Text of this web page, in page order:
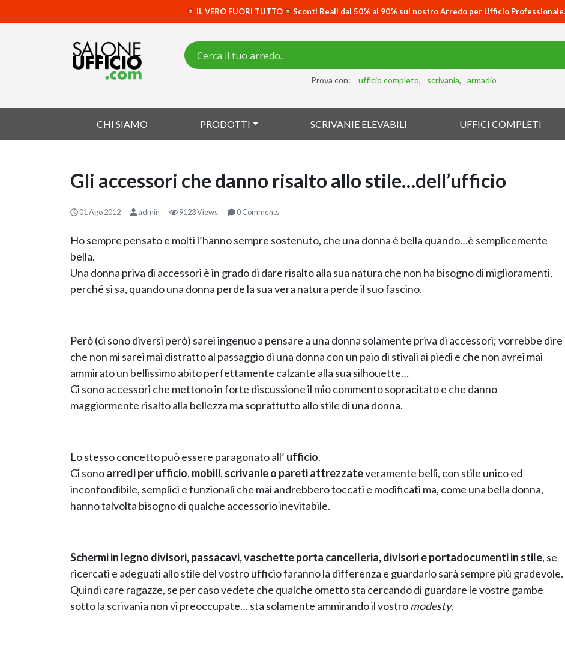
IL VERO FUORI TUTTO Sconti Reali dal 50% al 90% sul nostro Arredo per Ufficio
Prova con: ufficio completo scrivania armadio
CHI SIAMO PRODOTTI SCRIVANIE ELEVABILI UFFICI COMPLETI
Gli accessori che danno risalto allo stile…dell’ufficio
01 Ago 2012 admin 9123 Views 0 Comments
Ho sempre pensato e molti l’hanno sempre sostenuto, che una donna è bella quando…è semplicemente
bella.
Una donna priva di accessori è in grado di dare risalto alla sua natura che non ha bisogno di miglioramenti,
perché si sa, quando una donna perde la sua vera natura perde il suo fascino.
Però (ci sono diversi però) sarei ingenuo a pensare a una donna solamente priva di accessori; vorrebbe dire
che non mi sarei mai distratto al passaggio di una donna con un paio di stivali ai piedi e che non avrei mai
ammirato un bellissimo abito perfettamente calzante alla sua silhouette…
Ci sono accessori che mettono in forte discussione il mio commento sopracitato e che danno
maggiormente risalto alla bellezza ma soprattutto allo stile di una donna.
Lo stesso concetto può essere paragonato all’ ufficio.
Ci sonoarredi per ufficio, mobili, scrivanie o pareti attrezzateveramente belli, con stile unico ed
inconfondibile, semplici e funzionali che mai andrebbero toccati e modificati ma, come una bella donna,
hanno talvolta bisogno di qualche accessorio inevitabile.
Schermi in legno divisori, passacavi, vaschette porta cancelleria, divisori e portadocumenti in stile, se
ricercati e adeguati allo stile del vostro ufficio faranno la differenza e guardarlo sarà sempre più gradevole.
Quindi care ragazze, se per caso vedete che qualche ometto sta cercando di guardare le vostre gambe
sotto la scrivania non vi preoccupate… sta solamente ammirando il vostromodesty.